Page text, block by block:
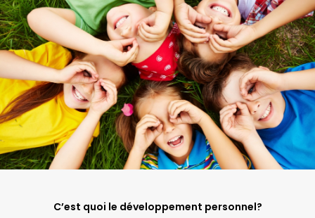
C’est quoi le développement personnel?